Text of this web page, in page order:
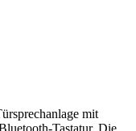
mit
Tastatur. Die